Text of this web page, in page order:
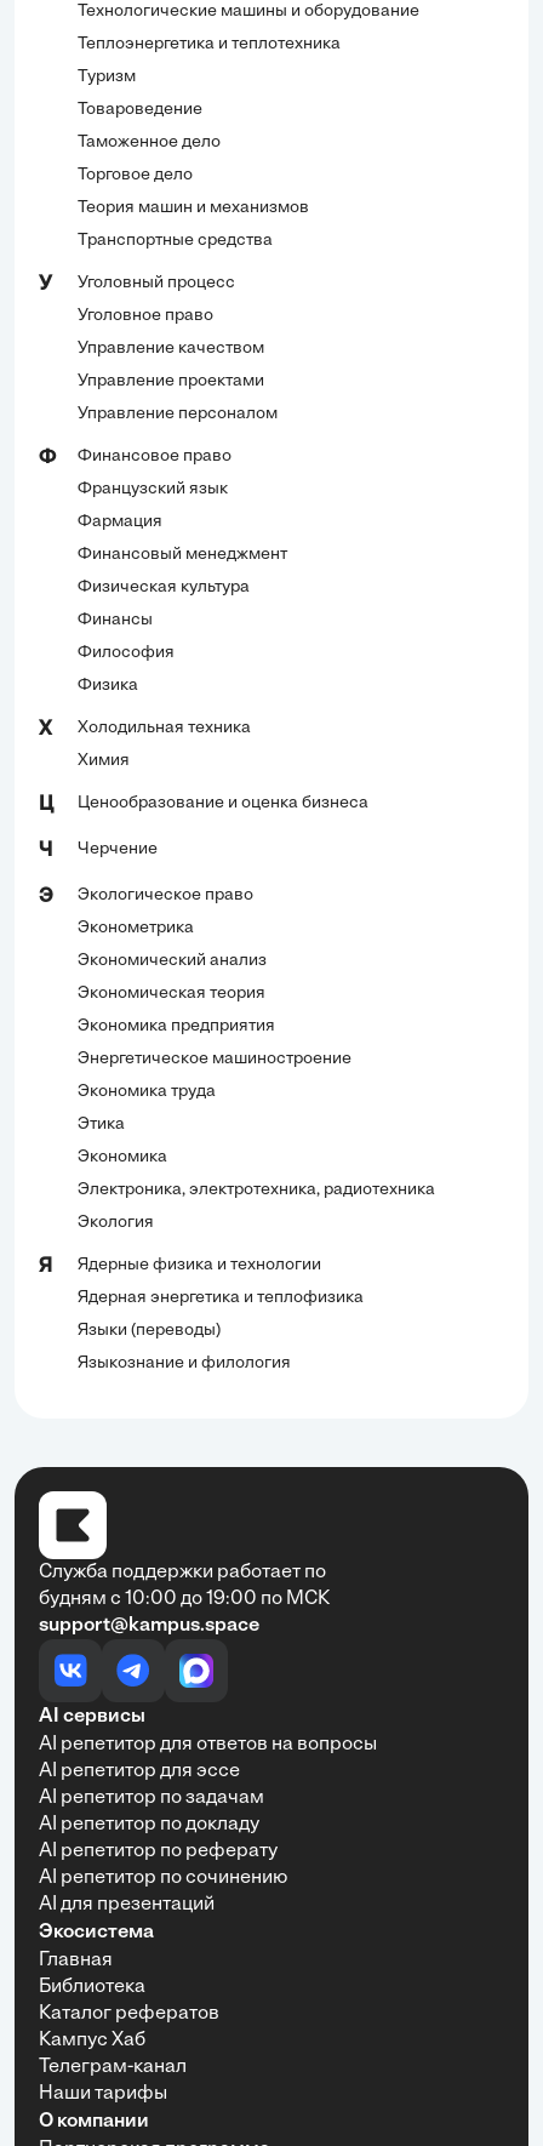
Технологические машины и оборудование
Теплоэнергетика и теплотехника
Туризм
Товароведение
Таможенное дело
Торговое дело
Теория машин и механизмов
Транспортные средства
У
Уголовный процесс
Уголовное право
Управление качеством
Управление проектами
Управление персоналом
Ф
Финансовое право
Французский язык
Фармация
Финансовый менеджмент
Физическая культура
Финансы
Философия
Физика
Х
Холодильная техника
Химия
Ц Ценообразование и оценка бизнеса
Ч Черчение
Э
Экологическое право
Эконометрика
Экономический анализ
Экономическая теория
Экономика предприятия
Энергетическое машиностроение
Экономика труда
Этика
Экономика
Электроника, электротехника, радиотехника
Экология
Я
Ядерные физика и технологии
Ядерная энергетика и теплофизика
Языки (переводы)
Языкознание и филология
Служба поддержки работает по
будням с 10:00 до 19:00 по МСК
support@kampus.space
AI сервисы
AI репетитор для ответов на вопросы
AI репетитор для эссе
AI репетитор по задачам
AI репетитор по докладу
AI репетитор по реферату
AI репетитор по сочинению
AI для презентаций
Экосистема
Главная
Библиотека
Каталог рефератов
Кампус Хаб
Телеграм-канал
Наши тарифы
О компании